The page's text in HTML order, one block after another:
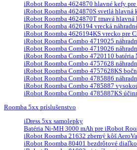
iRobot Roomba 4624870 hlavné kefy pre
iRobot Roomba 4624870S svetlá hlavná
iRobot Roomba 4624870T tmavá hlavná
iRobot Roomba 4626194 vrecká
iRobot Roomba 4626194KS vrecko pre
iRobot Roomba Combo 4719025
iRobot Roomba Combo 4719026
iRobot Roomba Combo 4720110 batéria
iRobot Roomba Combo 4757628
iRobot Roomba Combo 4757628KS
iRobot Roomba Combo 4785886
iRobot Roomba Combo 4785887
iRobot Roomba Combo 4785887KS
Roomba 5xx príslušenstvo
iDress 5xx samolepky
Batéria Ni-MH 3000 mAh pre iRobot
iRobot Roomba 21632 zberný kôš
iRobot Roomba 80401 bezdrôtové